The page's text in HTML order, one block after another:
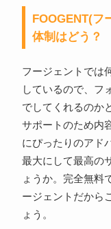
FOOGENT(フ
体制はどう？
フージェントでは
しているので、フ
でしてくれるのか
サポートのため内
にぴったりのアド
最大にして最高の
ょうか。完全無料
ージェントだから
ょう。